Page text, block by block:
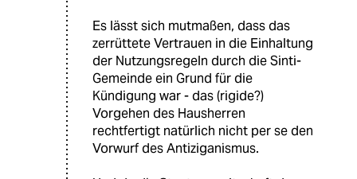
Es lässt sich mutmaßen, dass das
zerrüttete Vertrauen in die Einhaltung
der Nutzungsregeln durch die Sinti-
Gemeinde ein Grund für die
Kündigung war - das (rigide?)
Vorgehen des Hausherren
rechtfertigt natürlich nicht per se den
Vorwurf des Antiziganismus.